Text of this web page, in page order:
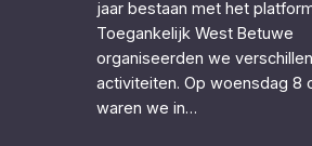
jaar bestaan met het
Toegankelijk West Betuwe
organiseerden we
activiteiten. Op woensdag 8
waren we in…